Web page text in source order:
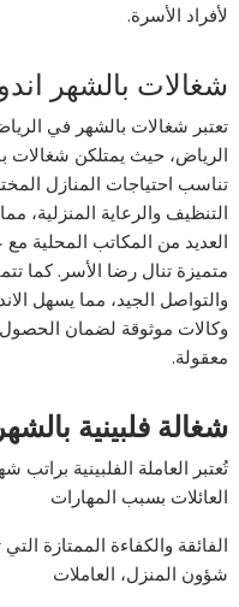
لأفراد الأسرة.
شغالات بالشهر
تعتبر شغالات بالشهر في
الرياض، حيث يمتلكن شغالات
تناسب احتياجات المنازل
التنظيف والرعاية المنزلية،
العديد من المكاتب المحلية
متميزة تنال رضا الأسر. كما
والتواصل الجيد، مما يسهل
وكالات موثوقة لضمان
معقولة.
شغالة فلبينية
تُعتبر العاملة الفلبينية
العائلات بسبب المهارات
الفائقة والكفاءة الممتازة
شؤون المنزل، العاملات